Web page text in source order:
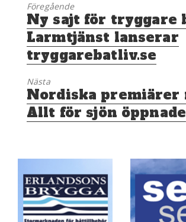
Föregående
Föregående
inlägg:
Ny sajt för tryggare
Larmtjänst lanserar
tryggarebatliv.se
Nästa
Nästa
inlägg:
Nordiska premiärer
Allt för sjön öppnade